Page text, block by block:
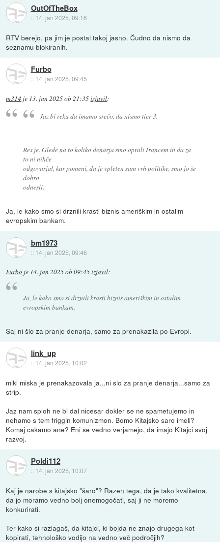
OutOfTheBox
:: 14. jan 2025, 09:16
RTV berejo, pa jim je postal takoj jasno. Čudno da nismo da
seznamu blokiranih.
Furbo
:: 14. jan 2025, 09:45
m314 je 13. jan 2025 ob 21:35izjavil:
Jaz bi reku da imamo srečo, da nismo tier 3.
Res je. Glede na to koliko denarja smo oprali Irancem in da za
to ni nihče
odgovarjal, kar pomeni, da je vpleten sam vrh politike, smo jo še
dobro
odnesli.
Ja, le kako smo si drznili krasti biznis ameriškim in ostalim
evropskim bankam.
bm1973
:: 14. jan 2025, 09:46
Furbo je 14. jan 2025 ob 09:45izjavil:
Ja, le kako smo si drznili krasti biznis ameriškim in ostalim
evropskim bankam.
Saj ni šlo za pranje denarja, samo za prenakazila po Evropi.
link_up
:: 14. jan 2025, 10:02
miki miska je prenakazovala ja...ni slo za pranje denarja...samo za
strip.
Jaz nam sploh ne bi dal nicesar dokler se ne spametujemo in
nehamo s tem friggin komunizmon. Bomo Kitajsko saro imeli?
Komaj cakamo ane? Eni se vedno verjamejo, da imajo Kitajci svoj
razvoj.
Poldi112
:: 14. jan 2025, 10:07
Kaj je narobe s kitajsko "šaro"? Razen tega, da je tako kvalitetna,
da jo moramo vedno bolj onemogočati, saj ji ne moremo
konkurirati.
Ter kako si razlagaš, da kitajci, ki bojda ne znajo drugega kot
kopirati, tehnološko vodijo na vedno več področjih?